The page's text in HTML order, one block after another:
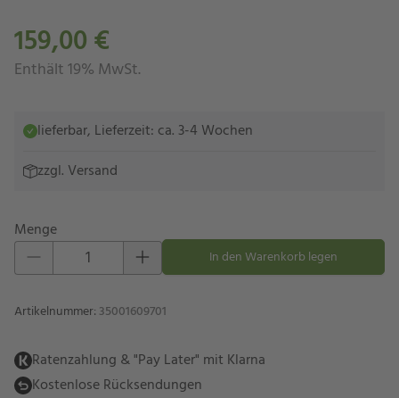
159,00 €
Enthält 19% MwSt.
lieferbar, Lieferzeit: ca. 3-4 Wochen
zzgl. Versand
Menge
Eins hinzufügen Eins entfernenIn den Warenkorb legen
Artikelnummer: 35001609701
Ratenzahlung & "Pay Later" mit Klarna
Kostenlose Rücksendungen